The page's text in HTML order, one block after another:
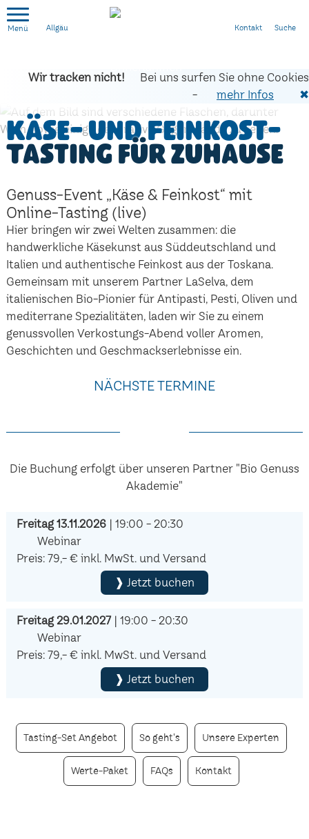
Allgäu
Wir tracken nicht!
Bei uns surfen Sie ohne Cookies
-
mehr Infos ✖
Käse- und Feinkost-
Tasting für zuhause
Genuss-Event „Käse & Feinkost“ mit
Online-Tasting (live)
Hier bringen wir zwei Welten zusammen: die
handwerkliche Käsekunst aus Süddeutschland und
Italien und authentische Feinkost aus der Toskana.
Gemeinsam mit unserem Partner LaSelva, dem
italienischen Bio-Pionier für Antipasti, Pesti, Oliven und
mediterrane Spezialitäten, laden wir Sie zu einem
genussvollen Verkostungs-Abend voller Aromen,
Geschichten und Geschmackserlebnisse ein.
NÄCHSTE TERMINE
Die Buchung erfolgt über unseren Partner "Bio Genuss
Akademie"
Freitag 13.11.2026| 19:00 - 20:30
Webinar
Preis: 79,- € inkl. MwSt. und Versand
❱ Jetzt buchen
Freitag 29.01.2027| 19:00 - 20:30
Webinar
Preis: 79,- € inkl. MwSt. und Versand
❱ Jetzt buchen
Tasting-Set Angebot So geht's Unsere Experten
Werte-Paket FAQs Kontakt